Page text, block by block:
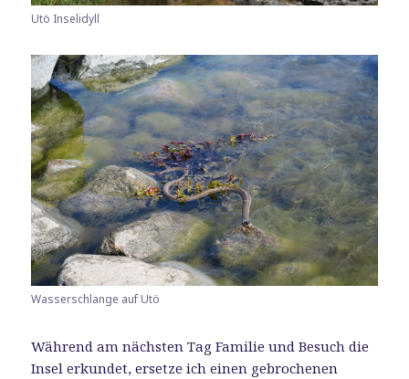
Utö Inselidyll
Wasserschlange auf Utö
Während am nächsten Tag Familie und Besuch die
Insel erkundet, ersetze ich einen gebrochenen